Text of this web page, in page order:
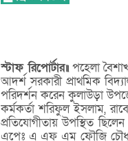
স্টাফ রিপোর্টার॥পহেলা
আদর্শ সরকারী প্রাথমিক
পরিদর্শন করেন কুলাউড়া
কর্মকর্তা শরিফুল ইসলাম,
প্রতিযোগীতায় উপস্থিত
এপেঃ এ এফ এম ফৌজি